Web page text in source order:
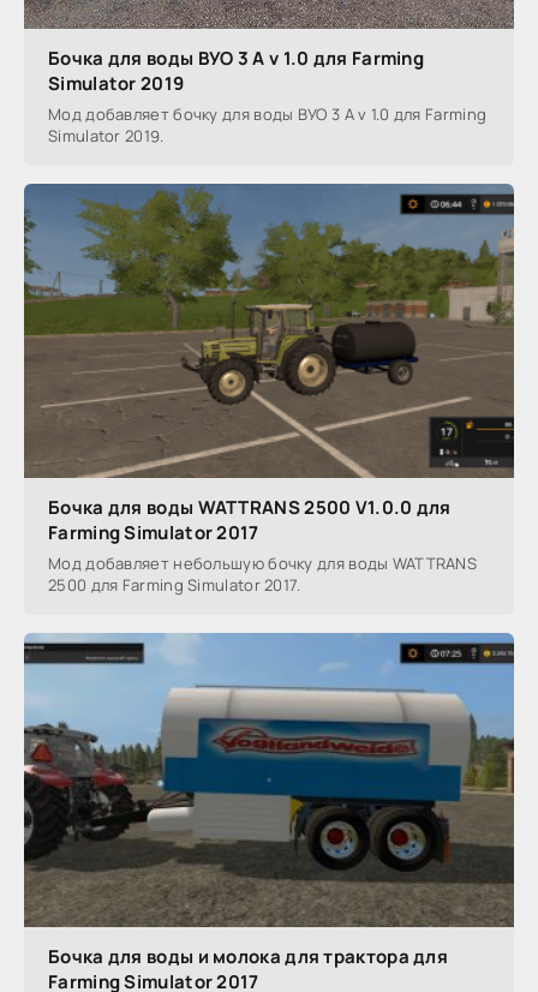
Бочка для воды ВУО 3 А v 1.0 для Farming
Simulator 2019
Мод добавляет бочку для воды ВУО 3 А v 1.0 для Farming
Simulator 2019.
Бочка для воды WATTRANS 2500 V1.0.0 для
Farming Simulator 2017
Мод добавляет небольшую бочку для воды WATTRANS
2500 для Farming Simulator 2017.
Бочка для воды и молока для трактора для
Farming Simulator 2017